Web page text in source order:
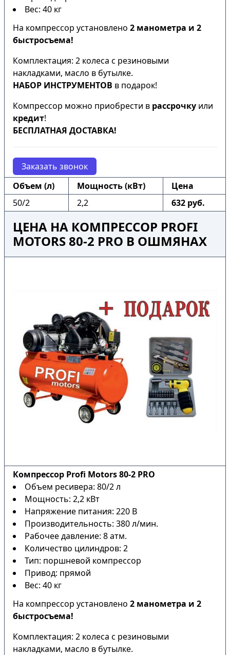
Вес: 40 кг
На компрессор установлено 2 манометра и 2
быстросъема!
Комплектация: 2 колеса с резиновыми
накладками, масло в бутылке.
НАБОР ИНСТРУМЕНТОВ в подарок!
Компрессор можно приобрести в рассрочку или
кредит!
БЕСПЛАТНАЯ ДОСТАВКА!
Заказать звонок
Объем (л)
Мощность (кВт)
Цена
50/2
2,2 632 руб.
ЦЕНА НА КОМПРЕССОР PROFI
MOTORS 80-2 PRO В ОШМЯНАХ
Компрессор Profi Motors 80-2 PRO
Объем ресивера: 80/2 л
Мощность: 2,2 кВт
Напряжение питания: 220 В
Производительность: 380 л/мин.
Рабочее давление: 8 атм.
Количество цилиндров: 2
Тип: поршневой компрессор
Привод: прямой
Вес: 40 кг
На компрессор установлено 2 манометра и 2
быстросъема!
Комплектация: 2 колеса с резиновыми
накладками, масло в бутылке.